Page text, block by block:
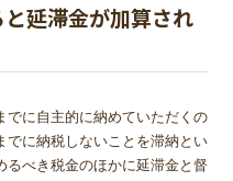
延滞金が加算され
でに自主的に納めていただくの
でに納税しないことを滞納とい
るべき税金のほかに延滞金と督